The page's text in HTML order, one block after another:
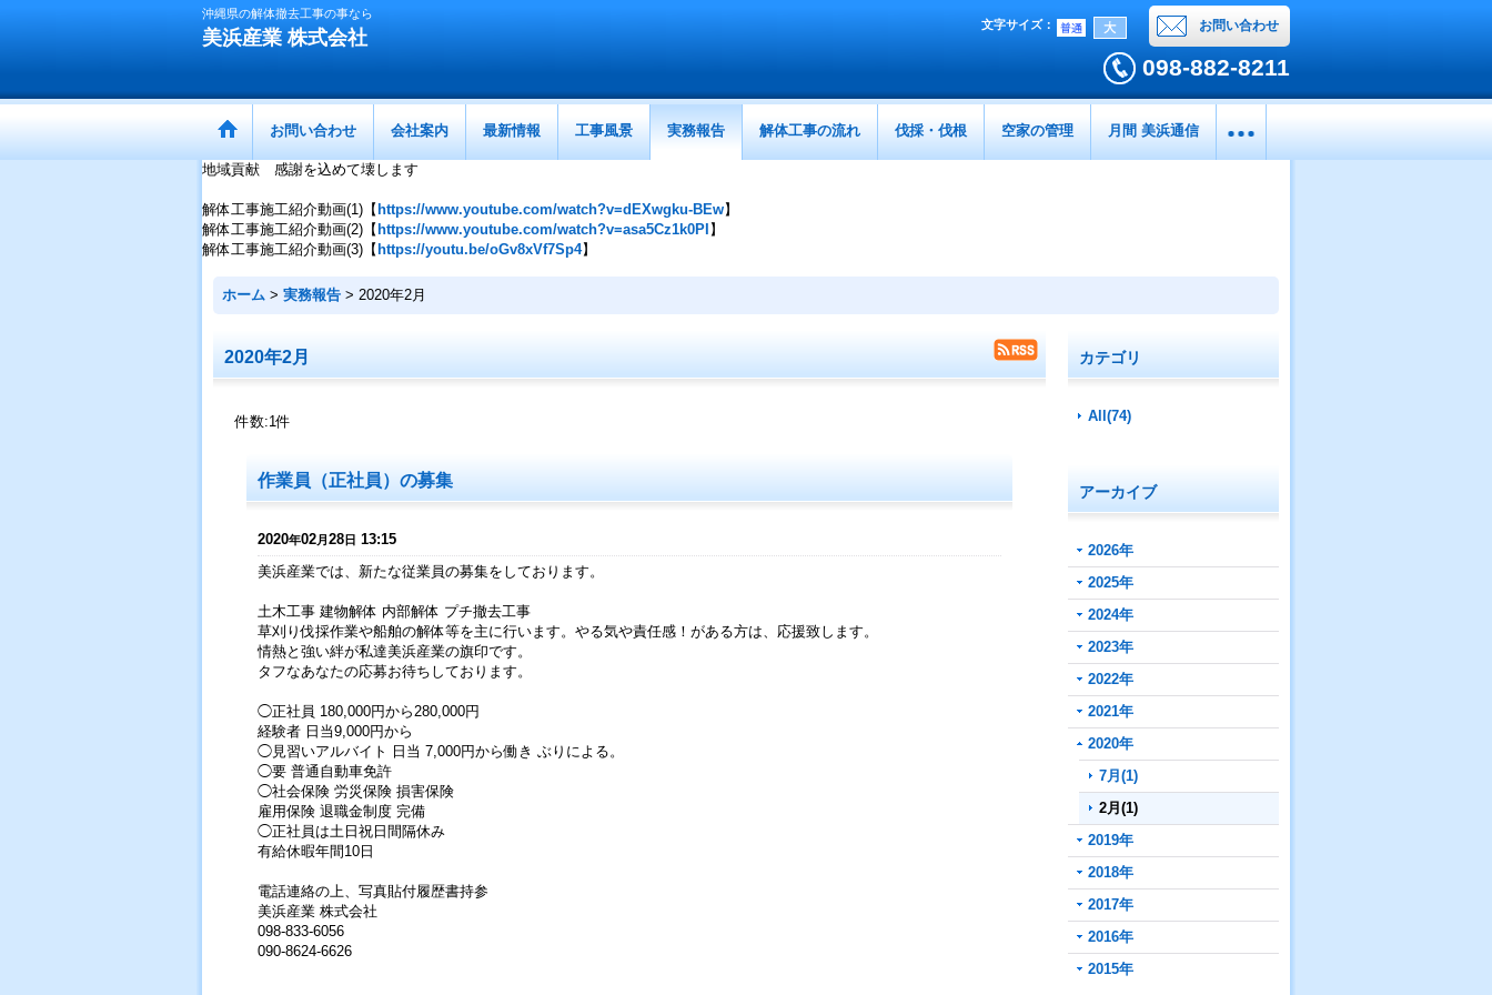
沖縄県の解体撤去工事の事なら
美浜産業 株式会社
お問い合わせ
文字サイズ：
098-882-8211
お問い合わせ 会社案内 最新情報 工事風景 実務報告 解体工事の流れ 伐採・伐根 空家の管理 月間 美浜通信
地域貢献 感謝を込めて壊します
解体工事施工紹介動画(1)【 https://www.youtube.com/watch?v=dEXwgku-BEw】
解体工事施工紹介動画(2)【 https://www.youtube.com/watch?v=asa5Cz1k0PI 】
解体工事施工紹介動画(3)【 https://youtu.be/oGv8xVf7Sp4】
ホーム > 実務報告 > 2020年2月
2020年2月
件数:1件
作業員（正社員）の募集
2020年02月28日 13:15
美浜産業では、新たな従業員の募集をしております。
土木工事 建物解体 内部解体 プチ撤去工事
草刈り伐採作業や船舶の解体等を主に行います。やる気や責任感！がある方は、応援致します。
情熱と強い絆が私達美浜産業の旗印です。
タフなあなたの応募お待ちしております。
◯正社員 180,000円から280,000円
経験者 日当9,000円から
◯見習いアルバイト 日当 7,000円から働き ぶりによる。
◯要 普通自動車免許
◯社会保険 労災保険 損害保険
雇用保険 退職金制度 完備
◯正社員は土日祝日間隔休み
有給休暇年間10日
電話連絡の上、写真貼付履歴書持参
美浜産業 株式会社
098-833-6056
090-8624-6626
カテゴリ
All(74)
アーカイブ
2026年
2025年
2024年
2023年
2022年
2021年
2020年
7月(1)
2月(1)
2019年
2018年
2017年
2016年
2015年